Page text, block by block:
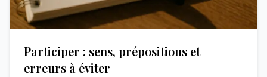
Participer : sens, prépositions et
erreurs à éviter